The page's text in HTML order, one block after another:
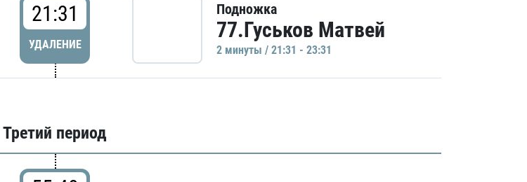
21:31
УДАЛЕНИЕ
Подножка
77.Гуськов Матвей
2 минуты / 21:31 - 23:31
Третий период